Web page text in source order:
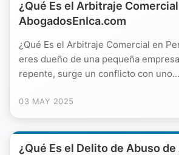
¿Qué Es el Arbitraje Comercial
AbogadosEnIca.com
¿Qué Es el Arbitraje Comercial en
eres dueño de una pequeña
repente, surge un conflicto con uno...
03 MAY 2025
¿Qué Es el Delito de Abuso de